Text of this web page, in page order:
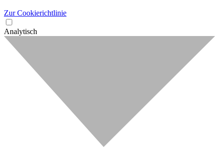
Zur Cookierichtlinie
Analytisch